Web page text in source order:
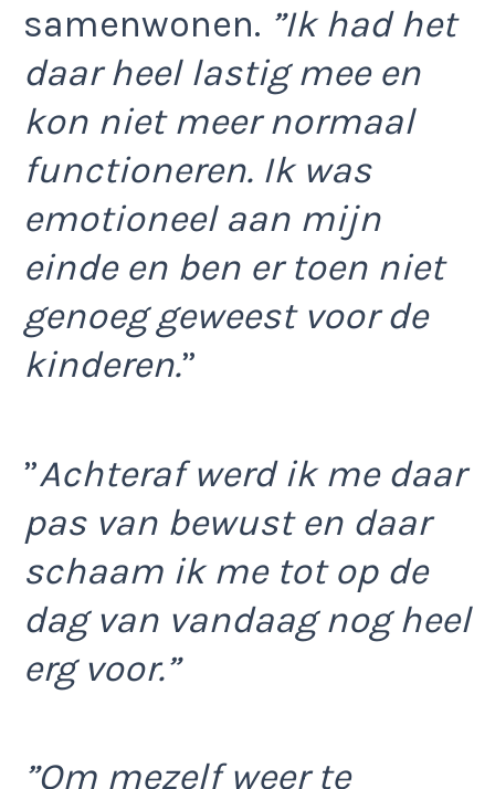
samenwonen. ”Ik had het
daar heel lastig mee en
kon niet meer normaal
functioneren. Ik was
emotioneel aan mijn
einde en ben er toen niet
genoeg geweest voor de
kinderen.”
”Achteraf werd ik me daar
pas van bewust en daar
schaam ik me tot op de
dag van vandaag nog heel
erg voor.”
”Om mezelf weer te